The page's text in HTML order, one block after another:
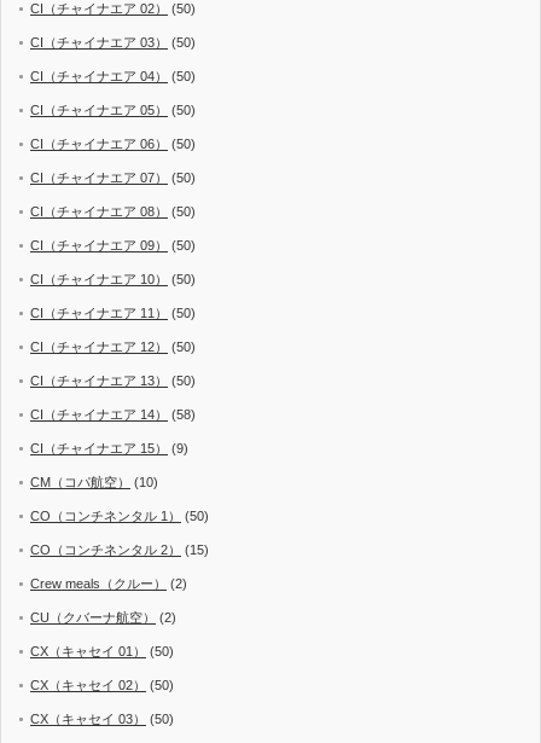
CI（チャイナエア 02） (50)
CI（チャイナエア 03） (50)
CI（チャイナエア 04） (50)
CI（チャイナエア 05） (50)
CI（チャイナエア 06） (50)
CI（チャイナエア 07） (50)
CI（チャイナエア 08） (50)
CI（チャイナエア 09） (50)
CI（チャイナエア 10） (50)
CI（チャイナエア 11） (50)
CI（チャイナエア 12） (50)
CI（チャイナエア 13） (50)
CI（チャイナエア 14） (58)
CI（チャイナエア 15） (9)
CM（コパ航空） (10)
CO（コンチネンタル 1） (50)
CO（コンチネンタル 2） (15)
Crew meals（クルー） (2)
CU（クバーナ航空） (2)
CX（キャセイ 01） (50)
CX（キャセイ 02） (50)
CX（キャセイ 03） (50)